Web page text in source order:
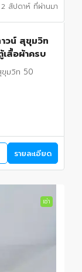
2 สัปดาห์ ที่ผ่านมา
วน์ สุขุมวิท
สื้อผ้าครบ
ขุมวิท 50
รายละเอียด
เช่า